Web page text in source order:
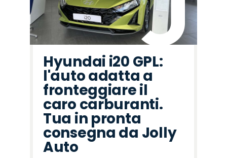
Hyundai i20 GPL:
l'auto adatta a
fronteggiare il
caro carburanti.
Tua in pronta
consegna da Jolly
Auto